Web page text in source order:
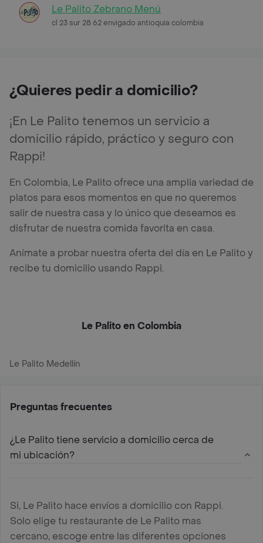
Le Palito Zebrano Menú
cl 23 sur 28 62 envigado antioquia colombia
¿Quieres pedir a domicilio?
¡En Le Palito tenemos un servicio a
domicilio rápido, práctico y seguro con
Rappi!
En Colombia, Le Palito ofrece una amplia variedad de
platos para esos momentos en que no queremos
salir de nuestra casa y lo único que deseamos es
disfrutar de nuestra comida favorita en casa.
Anímate a probar nuestra oferta del día en Le Palito y
recibe tu domicilio usando Rappi.
Le Palito en Colombia
Le Palito Medellín
Preguntas frecuentes
¿Le Palito tiene servicio a domicilio cerca de
mi ubicación?
Si, Le Palito hace envíos a domicilio con Rappi.
Solo elige tu restaurante de Le Palito mas
cercano, escoge entre las diferentes opciones